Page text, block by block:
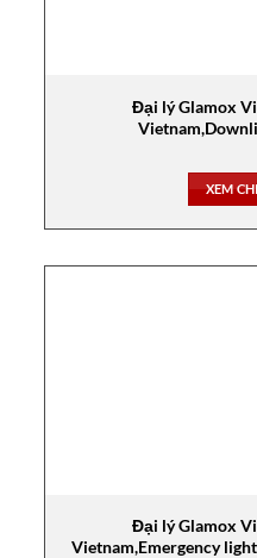
Đại lý Glamox
XEM
Đại lý Glamox
Vietnam,Emergency